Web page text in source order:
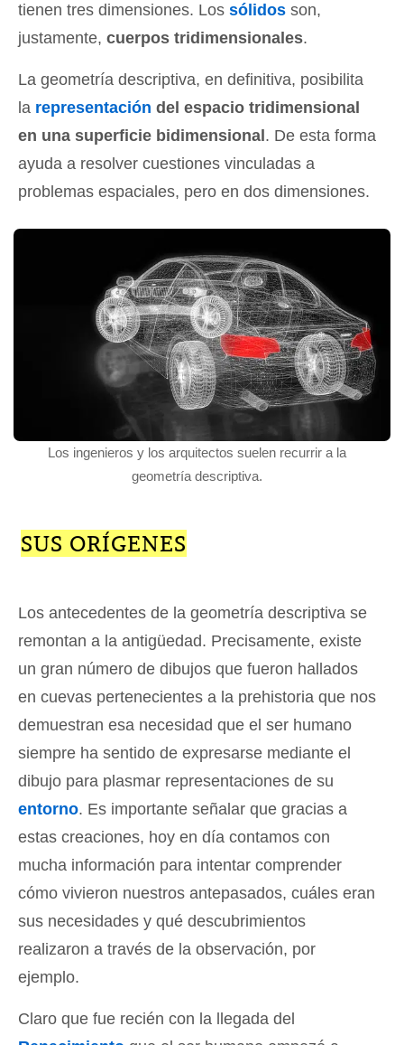
tienen tres dimensiones. Los sólidos son,
justamente, cuerpos tridimensionales.
La geometría descriptiva, en definitiva, posibilita
la representación del espacio tridimensional
en una superficie bidimensional . De esta forma
ayuda a resolver cuestiones vinculadas a
problemas espaciales, pero en dos dimensiones.
Los ingenieros y los arquitectos suelen recurrir a la
geometría descriptiva.
SUS ORÍGENES
Los antecedentes de la geometría descriptiva se
remontan a la antigüedad. Precisamente, existe
un gran número de dibujos que fueron hallados
en cuevas pertenecientes a la prehistoria que nos
demuestran esa necesidad que el ser humano
siempre ha sentido de expresarse mediante el
dibujo para plasmar representaciones de su
entorno. Es importante señalar que gracias a
estas creaciones, hoy en día contamos con
mucha información para intentar comprender
cómo vivieron nuestros antepasados, cuáles eran
sus necesidades y qué descubrimientos
realizaron a través de la observación, por
ejemplo.
Claro que fue recién con la llegada del